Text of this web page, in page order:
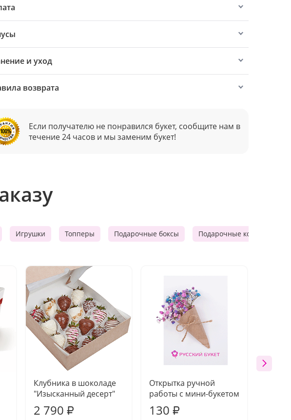
и уход
возврата
Если получателю не понравился букет, сообщите нам в
течение 24 часов и мы заменим букет!
Игрушки Топперы Подарочные боксы Подарочные корзины
Клубника в шоколаде
"Изысканный десерт"
2 790 ₽
Открытка ручной
работы с мини-букетом
130 ₽